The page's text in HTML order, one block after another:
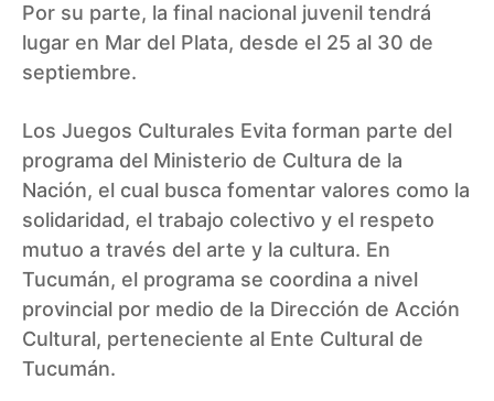
Por su parte, la final nacional juvenil tendrá
lugar en Mar del Plata, desde el 25 al 30 de
septiembre.
Los Juegos Culturales Evita forman parte del
programa del Ministerio de Cultura de la
Nación, el cual busca fomentar valores como la
solidaridad, el trabajo colectivo y el respeto
mutuo a través del arte y la cultura. En
Tucumán, el programa se coordina a nivel
provincial por medio de la Dirección de Acción
Cultural, perteneciente al Ente Cultural de
Tucumán.